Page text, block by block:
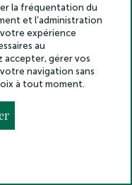
la fréquentation du
et l’administration
expérience
au
gérer vos
navigation sans
à tout moment.